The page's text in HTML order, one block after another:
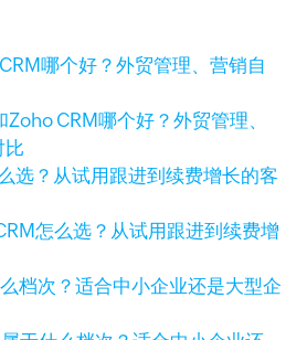
CRM哪个好？外贸管理、
比
怎么选？从试用跟进到续费增